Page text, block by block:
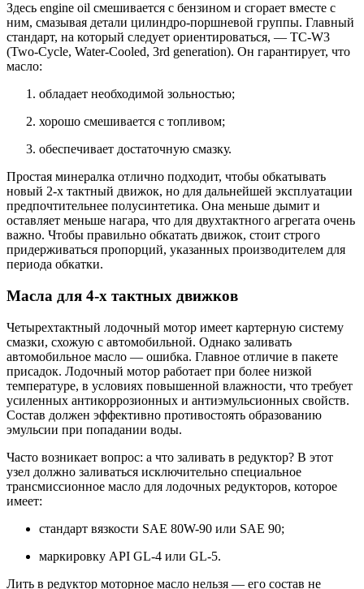
Здесь engine oil смешивается с бензином и сгорает вместе с
ним, смазывая детали цилиндро-поршневой группы. Главный
стандарт, на который следует ориентироваться, — TC-W3
(Two-Cycle, Water-Cooled, 3rd generation). Он гарантирует, что
масло:
обладает необходимой зольностью;
хорошо смешивается с топливом;
обеспечивает достаточную смазку.
Простая минералка отлично подходит, чтобы обкатывать
новый 2-х тактный движок, но для дальнейшей эксплуатации
предпочтительнее полусинтетика. Она меньше дымит и
оставляет меньше нагара, что для двухтактного агрегата очень
важно. Чтобы правильно обкатать движок, стоит строго
придерживаться пропорций, указанных производителем для
периода обкатки.
Масла для 4-х тактных движков
Четырехтактный лодочный мотор имеет картерную систему
смазки, схожую с автомобильной. Однако заливать
автомобильное масло — ошибка. Главное отличие в пакете
присадок. Лодочный мотор работает при более низкой
температуре, в условиях повышенной влажности, что требует
усиленных антикоррозионных и антиэмульсионных свойств.
Состав должен эффективно противостоять образованию
эмульсии при попадании воды.
Часто возникает вопрос: а что заливать в редуктор? В этот
узел должно заливаться исключительно специальное
трансмиссионное масло для лодочных редукторов, которое
имеет:
стандарт вязкости SAE 80W-90 или SAE 90;
маркировку API GL-4 или GL-5.
Лить в редуктор моторное масло нельзя — его состав не